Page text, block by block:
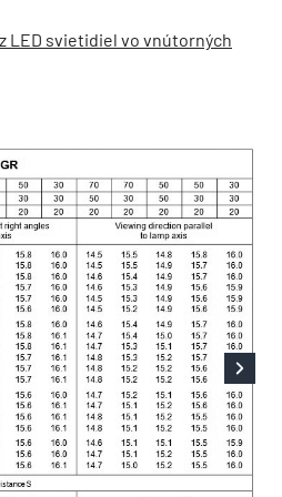
LED svietidiel vo vnútorných